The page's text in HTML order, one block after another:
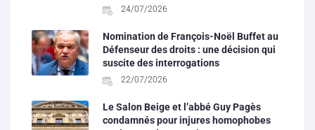
24/07/2026
Nomination de François-Noël Buffet au
Défenseur des droits : une décision qui
suscite des interrogations
22/07/2026
Le Salon Beige et l’abbé Guy Pagès
condamnés pour injures homophobes